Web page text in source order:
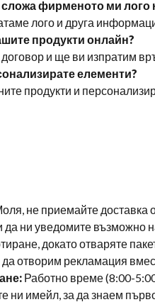
фирменото ми лого
лого и друга
продукти онлайн?
и ще ви изпратим
елементи?
продукти и
не приемайте доставка
да ни уведомите възможно
докато отваряте
отворим рекламация
Работно време (8:00-
ни имейл, за да знаем